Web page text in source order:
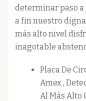
determinar paso a
a fin nuestro
más alto nivel
inagotable
Placa De
Amex ,
Al Más Alto